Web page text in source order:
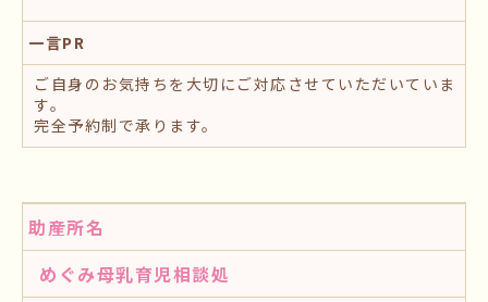
一言PR
ご自身のお気持ちを大切にご対応させていただいていま
す。
完全予約制で承ります。
助産所名
めぐみ母乳育児相談処